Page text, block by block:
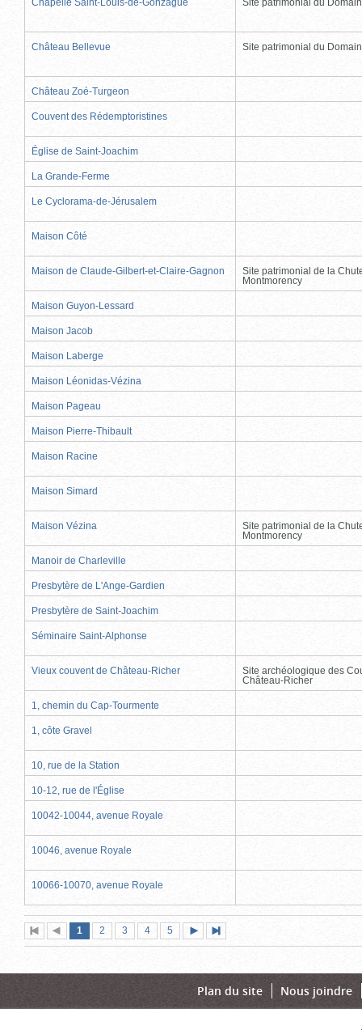
Château Bellevue Site patrimonial du
Château Zoé-Turgeon
Couvent des Rédemptoristines
Église de Saint-Joachim
La Grande-Ferme
Le Cyclorama-de-Jérusalem
Maison Côté
Maison de Claude-Gilbert-et-Claire-Gagnon
Site patrimonial de la
Montmorency
Maison Guyon-Lessard
Maison Jacob
Maison Laberge
Maison Léonidas-Vézina
Maison Pageau
Maison Pierre-Thibault
Maison Racine
Maison Simard
Maison Vézina
Site patrimonial de la
Montmorency
Manoir de Charleville
Presbytère de L'Ange-Gardien
Presbytère de Saint-Joachim
Séminaire Saint-Alphonse
Vieux couvent de Château-Richer
Site archéologique des
Château-Richer
1, chemin du Cap-Tourmente
1, côte Gravel
10, rue de la Station
10-12, rue de l'Église
10042-10044, avenue Royale
10046, avenue Royale
10066-10070, avenue Royale
Première
page
Page
précédente
Page
1 (page
actuelle)
Page
2 Page
3 Page
4 Page
5
suivante
page
Plan du site Nous joindre